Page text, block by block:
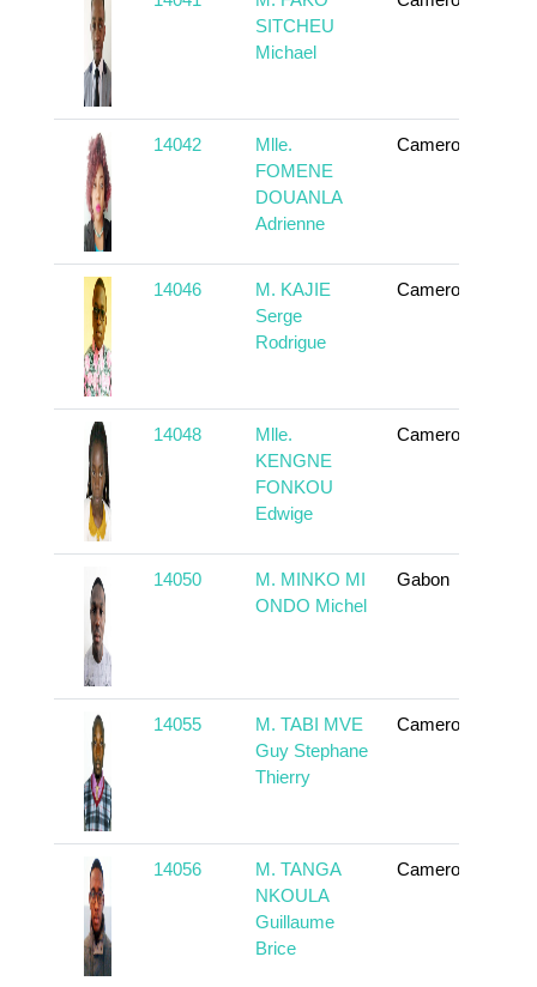
SITCHEU
Michael
14042
Mlle.
FOMENE
DOUANLA
Adrienne
Cameroun
14046
M. KAJIE
Serge
Rodrigue
Cameroun
14048
Mlle.
KENGNE
FONKOU
Edwige
Cameroun
14050
M. MINKO MI
ONDO Michel
Gabon
14055
M. TABI MVE
Guy Stephane
Thierry
Cameroun
14056
M. TANGA
NKOULA
Guillaume
Brice
Cameroun